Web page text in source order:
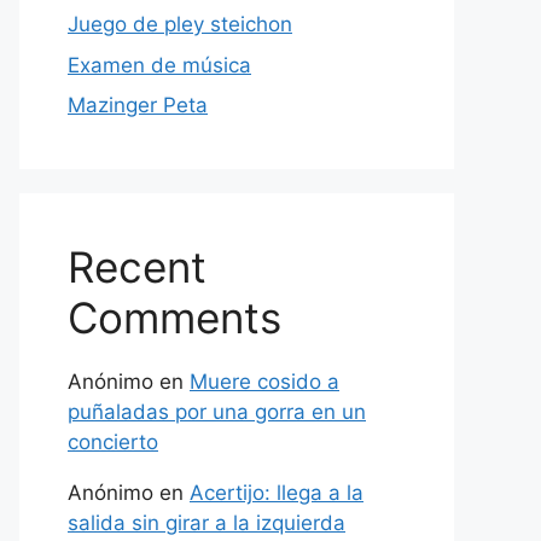
Juego de pley steichon
Examen de música
Mazinger Peta
Recent
Comments
Anónimo en Muere cosido a
puñaladas por una gorra en un
concierto
Anónimo en Acertijo: llega a la
salida sin girar a la izquierda